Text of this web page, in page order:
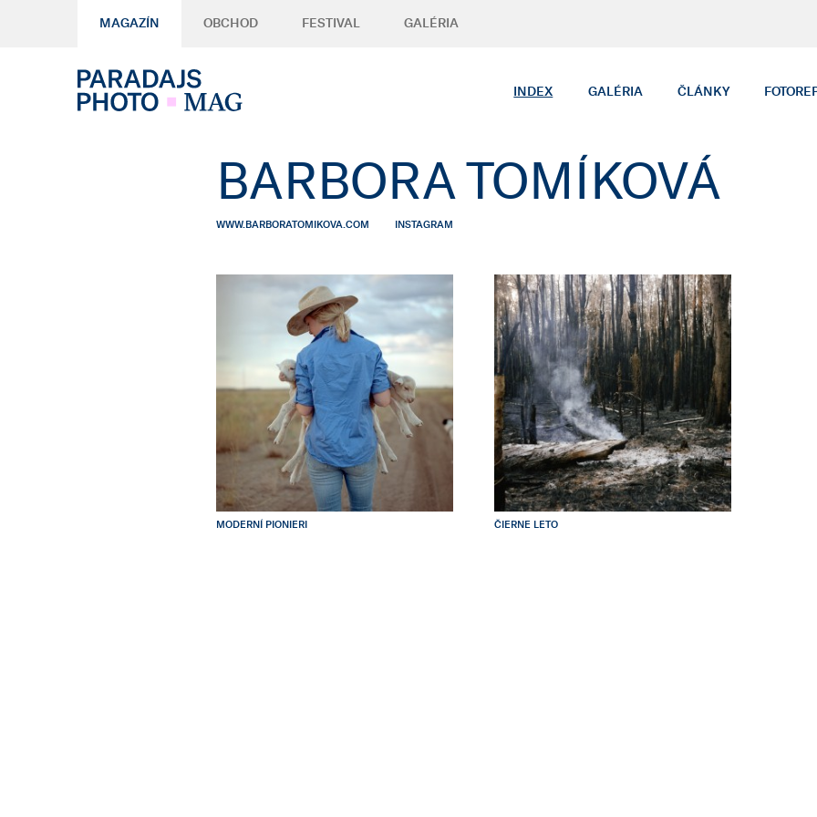
MAGAZÍN OBCHOD FESTIVAL GALÉRIA
INDEX GALÉRIA ČLÁNKY
BARBORA TOMÍKOVÁ
WWW.BARBORATOMIKOVA.COM INSTAGRAM
MODERNÍ PIONIERI ČIERNE LETO